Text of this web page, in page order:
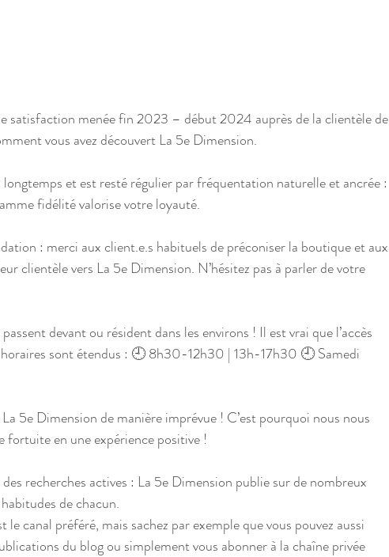
satisfaction menée fin 2023 – début 2024 auprès de la clientèle de
vous avez découvert La 5e Dimension.
et est resté régulier par fréquentation naturelle et ancrée :
fidélité valorise votre loyauté.
: merci aux client.e.s habituels de préconiser la boutique et aux
clientèle vers La 5e Dimension. N’hésitez pas à parler de votre
devant ou résident dans les environs ! Il est vrai que l’accès
sont étendus : 🕘 8h30-12h30 | 13h-17h30 🕘 Samedi
5e Dimension de manière imprévue ! C’est pourquoi nous nous
en une expérience positive !
recherches actives : La 5e Dimension publie sur de nombreux
de chacun.
le canal préféré, mais sachez par exemple que vous pouvez aussi
du blog ou simplement vous abonner à la chaîne privée